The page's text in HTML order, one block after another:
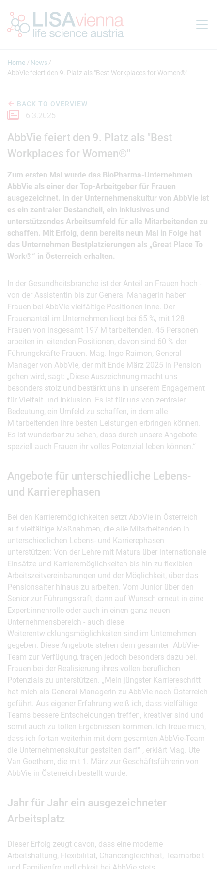
Home
News
AbbVie feiert den 9. Platz als "Best Workplaces for Women®"
BACK TO OVERVIEW
6.3.2025
AbbVie feiert den 9. Platz als "Best
Workplaces for Women®"
Zum ersten Mal wurde das BioPharma-Unternehmen
AbbVie als einer der Top-Arbeitgeber für Frauen
ausgezeichnet. In der Unternehmenskultur von AbbVie ist
es ein zentraler Bestandteil, ein inklusives und
unterstützendes Arbeitsumfeld für alle Mitarbeitenden zu
schaffen. Mit Erfolg, denn bereits neun Mal in Folge hat
das Unternehmen Bestplatzierungen als „Great Place To
Work®“ in Österreich erhalten.
In der Gesundheitsbranche ist der Anteil an Frauen hoch -
von der Assistentin bis zur General Managerin haben
Frauen bei AbbVie vielfältige Positionen inne. Der
Frauenanteil im Unternehmen liegt bei 65 %, mit 128
Frauen von insgesamt 197 Mitarbeitenden. 45 Personen
arbeiten in leitenden Positionen, davon sind 60 % der
Führungskräfte Frauen. Mag. Ingo Raimon, General
Manager von AbbVie, der mit Ende März 2025 in Pension
gehen wird, sagt: „Diese Auszeichnung macht uns
besonders stolz und bestärkt uns in unserem Engagement
für Vielfalt und Inklusion. Es ist für uns von zentraler
Bedeutung, ein Umfeld zu schaffen, in dem alle
Mitarbeitenden ihre besten Leistungen erbringen können.
Es ist wunderbar zu sehen, dass durch unsere Angebote
speziell auch Frauen ihr volles Potenzial leben können.“
Angebote für unterschiedliche Lebens-
und Karrierephasen
Bei den Karrieremöglichkeiten setzt AbbVie in Österreich
auf vielfältige Maßnahmen, die alle Mitarbeitenden in
unterschiedlichen Lebens- und Karrierephasen
unterstützen: Von der Lehre mit Matura über internationale
Einsätze und Karrieremöglichkeiten bis hin zu flexiblen
Arbeitszeitvereinbarungen und der Möglichkeit, über das
Pensionsalter hinaus zu arbeiten. Vom Junior über den
Senior zur Führungskraft, dann auf Wunsch erneut in eine
Expert:innenrolle oder auch in einen ganz neuen
Unternehmensbereich - auch diese
Weiterentwicklungsmöglichkeiten sind im Unternehmen
gegeben. Diese Angebote stehen dem gesamten AbbVie-
Team zur Verfügung, tragen jedoch besonders dazu bei,
Frauen bei der Realisierung ihres vollen beruflichen
Potenzials zu unterstützen. „Mein jüngster Karriereschritt
hat mich als General Managerin zu AbbVie nach Österreich
geführt. Aus eigener Erfahrung weiß ich, dass vielfältige
Teams bessere Entscheidungen treffen, kreativer sind und
somit auch zu tollen Ergebnissen kommen. Ich freue mich,
dass ich fortan weiterhin mit dem gesamten AbbVie-Team
die Unternehmenskultur gestalten darf“ , erklärt Mag. Ute
Van Goethem, die mit 1. März zur Geschäftsführerin von
AbbVie in Österreich bestellt wurde.
Jahr für Jahr ein ausgezeichneter
Arbeitsplatz
Dieser Erfolg zeugt davon, dass eine moderne
Arbeitshaltung, Flexibilität, Chancengleichheit, Teamarbeit